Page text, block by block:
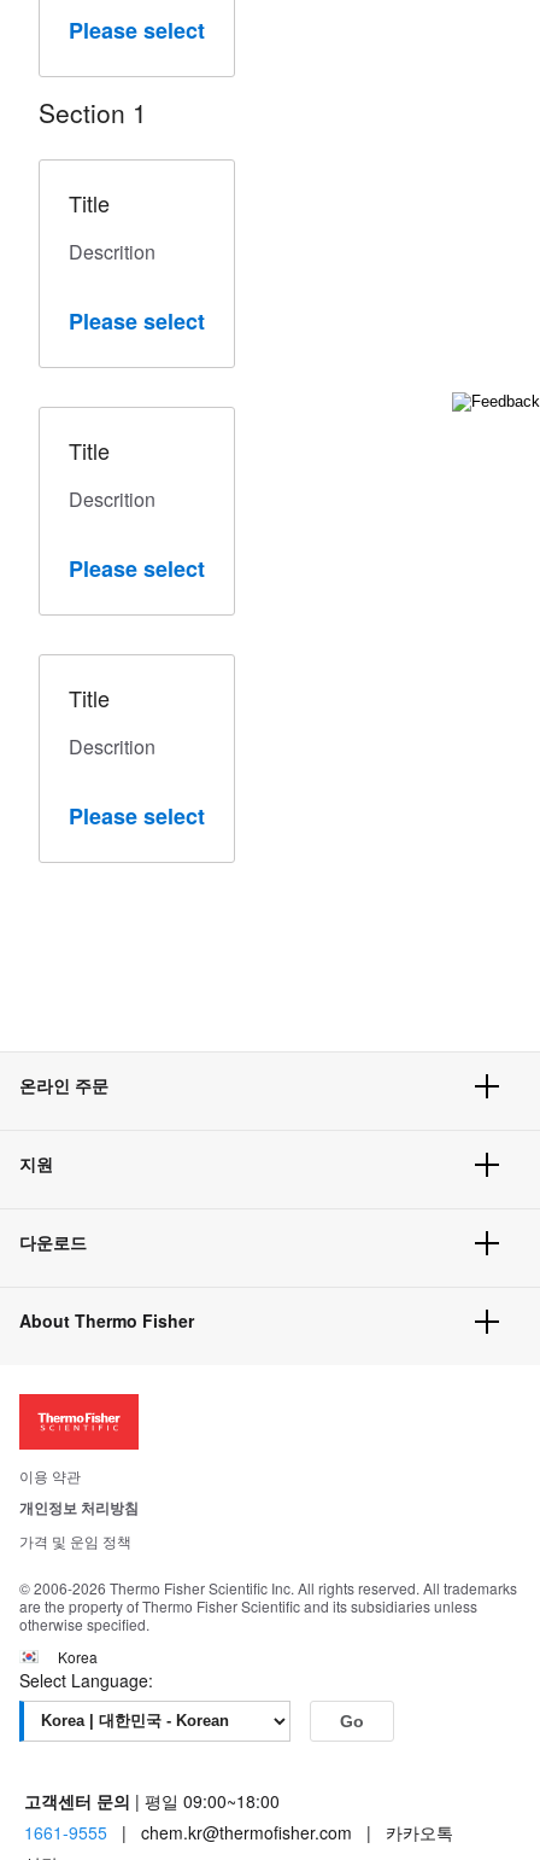
Please select
Section 1
Title
Descrition
Please select
Title
Descrition
Please select
Title
Descrition
Please select
온라인 주문
주문 방법
벌크 주문
지원
고객 센터
웹사이트 개선사항
다운로드
주문관련문서
About Thermo Fisher
투자자
사회적 책임
브랜드
이용 약관
개인정보 처리방침
가격 및 운임 정책
© 2006-2026 Thermo Fisher Scientific Inc. All rights reserved. All trademarks
are the property of Thermo Fisher Scientific and its subsidiaries unless
otherwise specified.
Korea
Select Language:
Go
고객센터 문의 | 평일 09:00~18:00
1661-9555 | chem.kr@thermofisher.com | 카카오톡